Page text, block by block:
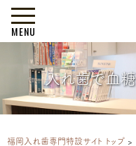
MENU
入れ歯で血
福岡入れ歯専門特設サイト トップ >